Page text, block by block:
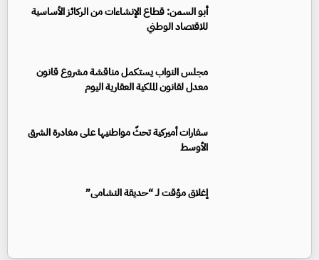
أبو السمن: قطاع الإنشاءات من الركائز الأساسية
للاقتصاد الوطني
مجلس النواب يستكمل مناقشة مشروع قانون
معدل لقانون الملكية العقارية اليوم
سفارات أميركية تحثّ مواطنيها على مغادرة الشرق
الأوسط
إغلاق مؤقت لـ “حديقة النشامى”